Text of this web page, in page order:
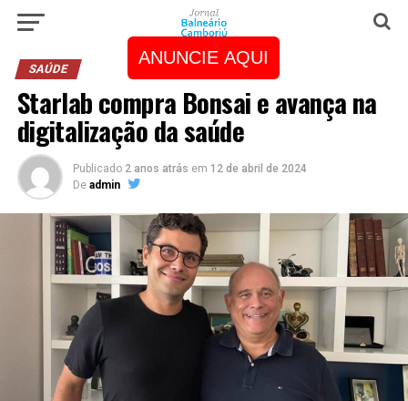
ANUNCIE AQUI
SAÚDE
Starlab compra Bonsai e avança na
digitalização da saúde
Publicado 2 anos atrás em 12 de abril de 2024
De admin